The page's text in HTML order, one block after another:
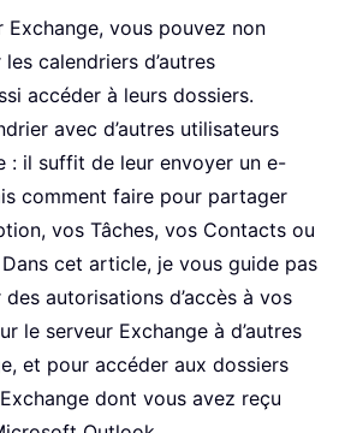
Exchange, vous pouvez non
calendriers d’autres
accéder à leurs dossiers.
avec d’autres utilisateurs
: il suffit de leur envoyer un e-
comment faire pour partager
vos Tâches, vos Contacts ou
cet article, je vous guide pas
autorisations d’accès à vos
le serveur Exchange à d’autres
et pour accéder aux dossiers
dont vous avez reçu